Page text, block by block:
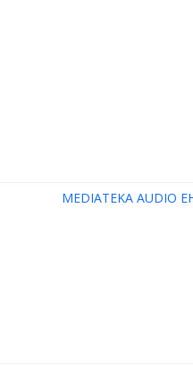
MEDIATEKA AUDIO